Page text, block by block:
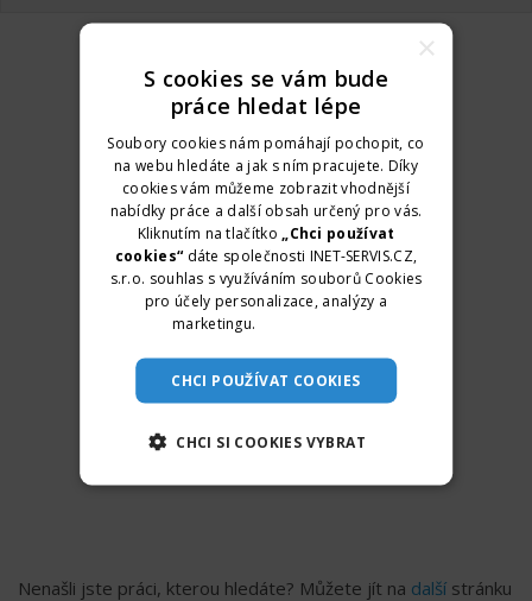
Nenašli jste práci, kterou hledáte? Můžete jít na další stránku
×
S cookies se vám bude
práce hledat lépe
Soubory cookies nám pomáhají pochopit, co
na webu hledáte a jak s ním pracujete. Díky
cookies vám můžeme zobrazit vhodnější
nabídky práce a další obsah určený pro vás.
Kliknutím na tlačítko
„Chci používat
cookies“ dáte společnosti INET-SERVIS.CZ,
s.r.o. souhlas s využíváním souborů Cookies
pro účely personalizace, analýzy a
marketingu.
CHCI POUŽÍVAT COOKIES
CHCI SI COOKIES VYBRAT